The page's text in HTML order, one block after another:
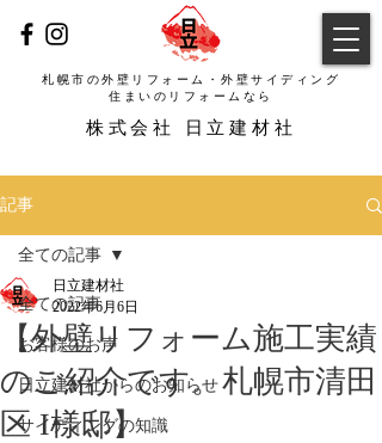
札幌市の外壁リフォーム・外壁サイディング
​株式会社 日立建材社
​住まいのリフォームなら
記事
全ての記事
お客様のお声
日立建材社からのお知らせ
サイディングの知識
全ての記事
【外壁リフォーム施工実績
のご紹介です。札幌市清田
区 I様邸】
日立建材社
2022年6月6日